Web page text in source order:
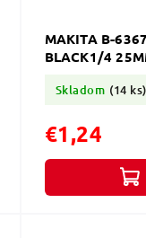
MAKITA B-
BLACK1/4
Skladom (14 ks)
€1,24